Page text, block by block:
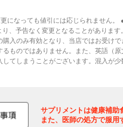
になっても値引には応じられません
、予告なく変更となることがありま
購入のみ有効となり、当店ではお受け
ものではありません。また、英語（
てしまうことがございます。混入が
サプリメントは健康補助
また、医師の処方で服用